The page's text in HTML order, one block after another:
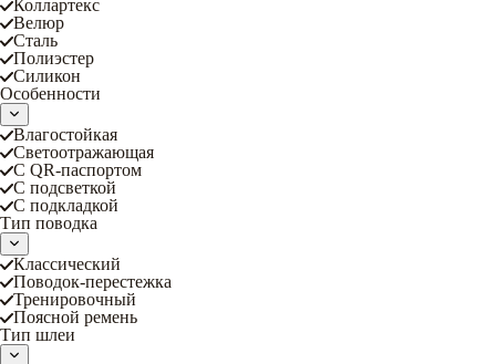
Коллартекс
Велюр
Сталь
Полиэстер
Силикон
Особенности
Влагостойкая
Светоотражающая
С QR-паспортом
С подсветкой
С подкладкой
Тип поводка
Классический
Поводок-перестежка
Тренировочный
Поясной ремень
Тип шлеи